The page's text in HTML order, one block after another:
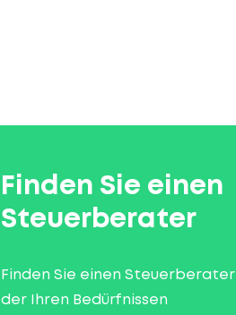
Finden Sie einen
Steuerberater
Finden Sie einen Steuerberater
der Ihren Bedürfnissen